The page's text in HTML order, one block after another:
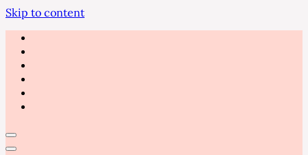
Skip to content